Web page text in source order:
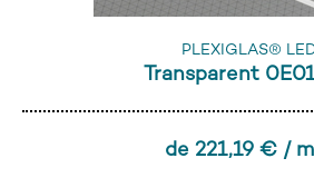
PLEXIGLAS®
Transparent
de 221,19 € /